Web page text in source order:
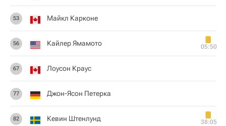
53 Майкл Карконе
56 Кайлер Ямамото 05:50
67 Лоусон Краус
77 Джон-Ясон Петерка
82 Кевин Штенлунд 38:05